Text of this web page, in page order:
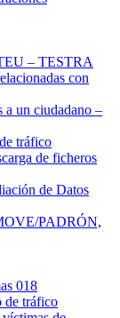
– TESTRA
con
a un ciudadano –
tráfico
de ficheros
de Datos
PADRÓN,
018
de tráfico